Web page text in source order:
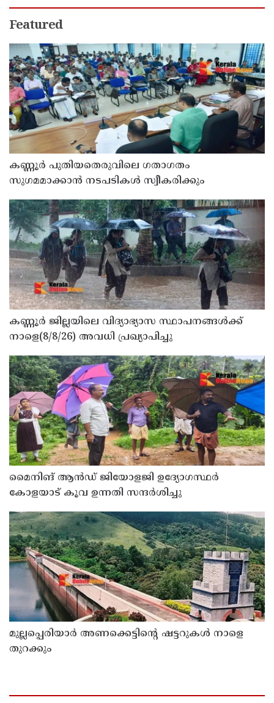
ഉസ്മാൻ
Featured
കണ്ണൂർ പുതിയതെരുവിലെ ഗതാഗതം
സുഗമമാക്കാന്‍ നടപടികള്‍ സ്വീകരിക്കും
കണ്ണൂർ ജില്ലയിലെ വിദ്യാഭ്യാസ സ്ഥാപനങ്ങള്‍ക്ക്
നാളെ(8/8/26) അവധി പ്രഖ്യാപിച്ചു
മൈനിങ് ആൻഡ്​ ജിയോളജി ഉദ്യോഗസ്ഥർ
കോളയാട് കൂവ ഉന്നതി സന്ദർശിച്ചു
മുല്ലപ്പെരിയാർ അണക്കെട്ടിന്റെ ഷട്ടറുകൾ നാളെ
തുറക്കും